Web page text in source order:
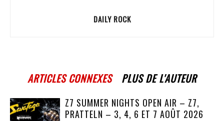
DAILY ROCK
ARTICLES CONNEXES PLUS DE L'AUTEUR
Z7 SUMMER NIGHTS OPEN AIR – Z7,
PRATTELN – 3, 4, 6 ET 7 AOÛT 2026